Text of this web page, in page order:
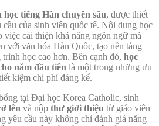
học tiếng Hàn chuyên sâu, được thiết
cầu của sinh viên quốc tế. Nội dung học
việc cải thiện khả năng ngôn ngữ mà
với văn hóa Hàn Quốc, tạo nền tảng
học cao hơn. Bên cạnh đó, học
năm đầu tiên là một trong những ưu
kiệm chi phí đáng kể.
tại Đại học Korea Catholic, sinh
lên và nộp thư giới thiệu từ giáo viên
yêu cầu này không chỉ đánh giá năng